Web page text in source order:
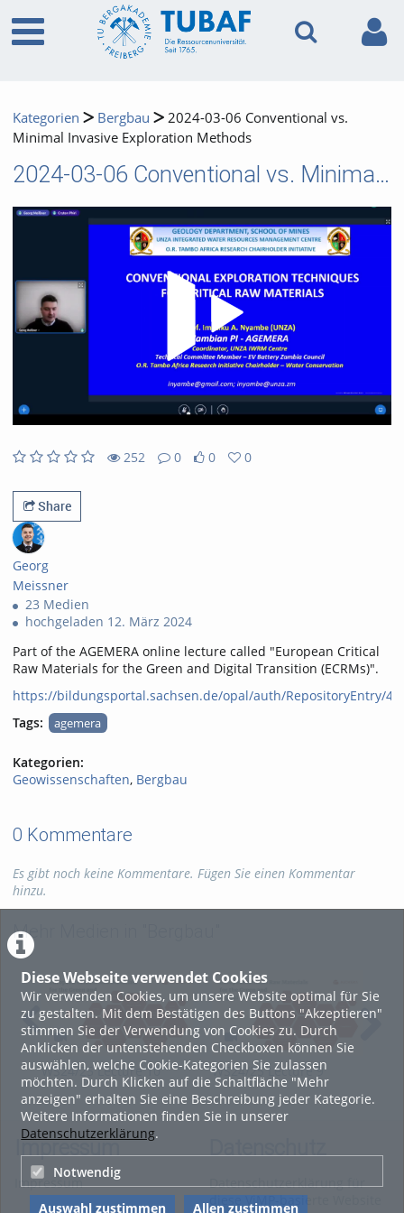
Diese Webseite verwendet Cookies
Wir verwenden Cookies, um unsere Website optimal für Sie
zu gestalten. Mit dem Bestätigen des Buttons "Akzeptieren"
stimmen Sie der Verwendung von Cookies zu. Durch
Anklicken der untenstehenden Checkboxen können Sie
auswählen, welche Cookie-Kategorien Sie zulassen
möchten. Durch Klicken auf die Schaltfläche "Mehr
anzeigen" erhalten Sie eine Beschreibung jeder Kategorie.
Weitere Informationen finden Sie in unserer
Datenschutzerklärung.
Notwendig
Auswahl zustimmen Allen zustimmen
Kategorien Bergbau
2024-03-06 Conventional vs.
Minimal Invasive Exploration Methods
2024-03-06 Conventional vs. Minimal Invasive Exploration Methods
252
0
0
0
Share
Georg
Meissner
23 Medien
hochgeladen 12. März 2024
Part of the AGEMERA online lecture called "European Critical
Raw Materials for the Green and Digital Transition (ECRMs)".
https://bildungsportal.sachsen.de/opal/auth/RepositoryEntry/
Tags:
agemera
Kategorien:
Geowissenschaften, Bergbau
0 Kommentare
Es gibt noch keine Kommentare. Fügen Sie einen Kommentar
hinzu.
Mehr Medien in "Bergbau"
WS24/25 Lecture 10
Economic Resource
Evaluation (2025-02-07)
WS24/25 Lecture 9
Environmental Impact
Assessment (2025-01-27)
Impressum
Impressum
Datenschutzerklärung für
diese ViMP-basierte Website